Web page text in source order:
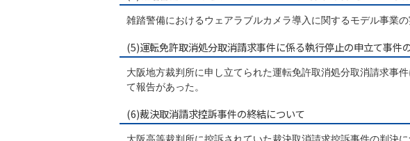
雑踏警備におけるウェアラブルカメラ導入に関するモデル事業の
(5)運転免許取消処分取消請求事件に係る執行停止の申立て事件
大阪地方裁判所に申し立てられた運転免許取消処分取消請求事
て報告があった。
(6)裁決取消請求控訴事件の終結について
大阪高等裁判所に控訴されていた裁決取消請求控訴事件の判決に